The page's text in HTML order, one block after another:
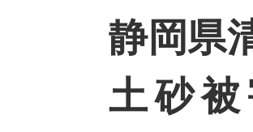
静岡県
土砂